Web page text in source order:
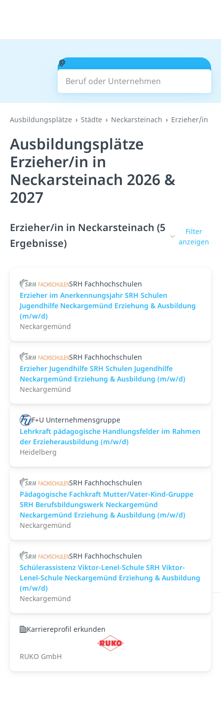
Beruf oder Unternehmen
Suchen
Ausbildungsplätze Städte Neckarsteinach Erzieher/in
Ausbildungsplätze
Erzieher/in in
Neckarsteinach 2026 &
2027
Erzieher/in in Neckarsteinach (5
Ergebnisse)
Filter
anzeigen
SRH Fachhochschulen
Erzieher im Anerkennungsjahr SRH Schulen
Jugendhilfe Neckargemünd Erziehung & Ausbildung
(m/w/d)
Neckargemünd
SRH Fachhochschulen
Erzieher Jugendhilfe SRH Schulen Jugendhilfe
Neckargemünd Erziehung & Ausbildung (m/w/d)
Neckargemünd
F+U Unternehmensgruppe
Lehrkraft pädagogische Handlungsfelder im Rahmen
der Erzieherausbildung (m/w/d)
Heidelberg
SRH Fachhochschulen
Pädagogische Fachkraft Mutter/Vater-Kind-Gruppe
SRH Berufsbildungswerk Neckargemünd
Neckargemünd Erziehung & Ausbildung (m/w/d)
Neckargemünd
SRH Fachhochschulen
Schülerassistenz Viktor-Lenel-Schule SRH Viktor-
Lenel-Schule Neckargemünd Erziehung & Ausbildung
(m/w/d)
Neckargemünd
Karriereprofil erkunden
RUKO GmbH